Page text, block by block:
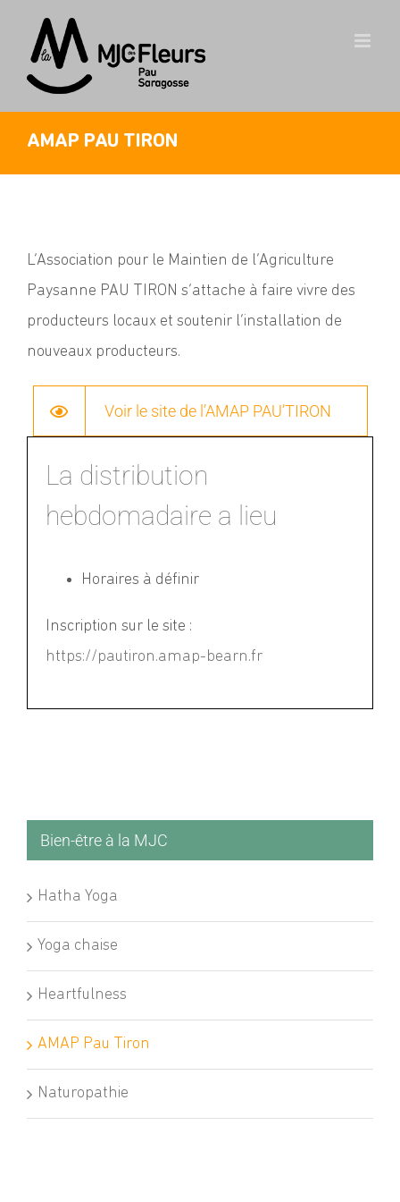
content
AMAP PAU TIRON
L’Association pour le Maintien de l’Agriculture
Paysanne PAU TIRON s’attache à faire vivre des
producteurs locaux et soutenir l’installation de
nouveaux producteurs.
Voir le site de l’AMAP PAU’TIRON
La distribution
hebdomadaire a lieu
Horaires à définir
Inscription sur le site :
https://pautiron.amap-bearn.fr
Bien-être à la MJC
Hatha Yoga
Yoga chaise
Heartfulness
AMAP Pau Tiron
Naturopathie